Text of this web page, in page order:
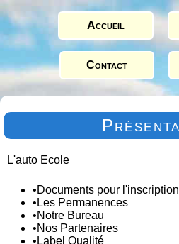
Accueil
Contact
L'auto Ecole
•Documents pour l'inscription
• Les Permanences
•Notre Bureau
•Nos Partenaires
• Label Qualité